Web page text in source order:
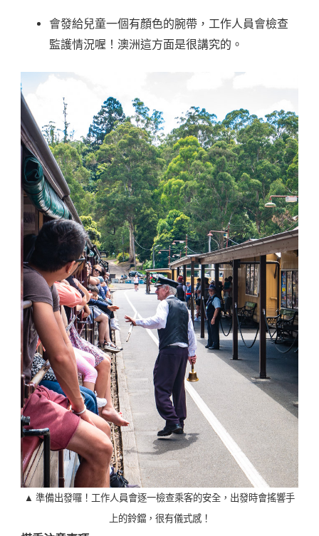
會發給兒童一個有顏色的腕帶，工作人員會檢查
監護情況喔！澳洲這方面是很講究的。
▲ 準備出發囉！工作人員會逐一檢查乘客的安全，出發時會搖響手
上的鈴鐺，很有儀式感！